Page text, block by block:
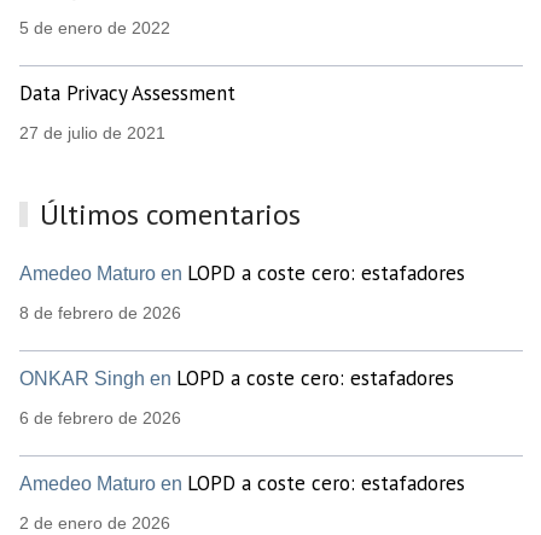
5 de enero de 2022
Data Privacy Assessment
27 de julio de 2021
Últimos comentarios
Amedeo Maturo en LOPD a coste cero: estafadores
8 de febrero de 2026
ONKAR Singh en LOPD a coste cero: estafadores
6 de febrero de 2026
Amedeo Maturo en LOPD a coste cero: estafadores
2 de enero de 2026